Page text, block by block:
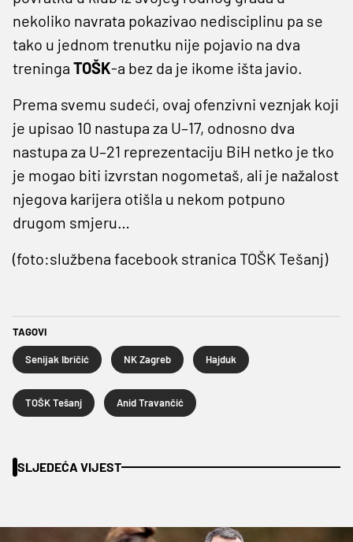
nekoliko navrata pokazivao nedisciplinu pa se
tako u jednom trenutku nije pojavio na dva
treninga TOŠK-a bez da je ikome išta javio.
Prema svemu sudeći, ovaj ofenzivni veznjak koji
je upisao 10 nastupa za U–17, odnosno dva
nastupa za U–21 reprezentaciju BiH netko je tko
je mogao biti izvrstan nogometaš, ali je nažalost
njegova karijera otišla u nekom potpuno
drugom smjeru…
(foto:službena facebook stranica TOŠK Tešanj)
TAGOVI
Senijak Ibričić NK Zagreb Hajduk
TOŠK Tešanj Anid Travančić
SLJEDEĆA VIJEST